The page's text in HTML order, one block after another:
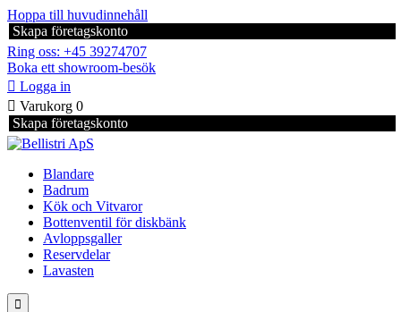
Hoppa till huvudinnehåll
Skapa företagskonto
Ring oss: +45 39274707
Boka ett showroom-besök
 Logga in
 Varukorg 0
Skapa företagskonto
Blandare
Badrum
Kök och Vitvaror
Bottenventil för diskbänk
Avloppsgaller
Reservdelar
Lavasten
